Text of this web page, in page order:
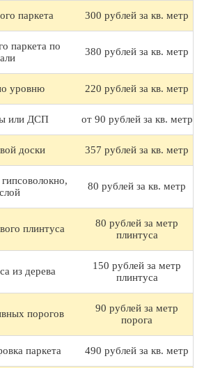
паркета 300 рублей за кв. метр
паркета по
380 рублей за кв. метр
уровню 220 рублей за кв. метр
или ДСП от 90 рублей за кв. метр
доски 357 рублей за кв. метр
80 рублей за кв. метр
плинтуса
80 рублей за метр
плинтуса
из дерева
150 рублей за метр
плинтуса
порогов
90 рублей за метр
порога
паркета 490 рублей за кв. метр